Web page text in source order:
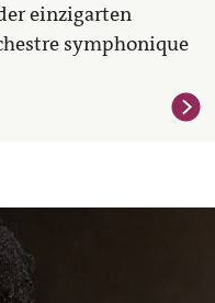
einzigarten
symphonique